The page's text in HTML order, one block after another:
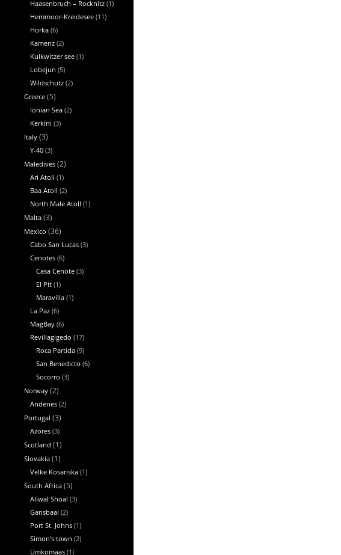
Haasenbruch – Rocknitz (1)
Hemmoor-Kreidesee (11)
Horka (6)
Kamenz (2)
Kulkwitzer see (1)
Lobejun (5)
Wildschutz (2)
Greece (5)
Ionian Sea (2)
Kerkini (3)
Italy (3)
Y-40 (3)
Maledives (2)
Ari Atoll (1)
Baa Atoll (2)
North Male Atoll (1)
Malta (3)
Mexico (36)
Cabo San Lucas (3)
Cenotes (6)
Casa Cenote (3)
El Pit (1)
Maravilla (1)
La Paz (6)
MagBay (6)
Revillagigedo (17)
Roca Partida (9)
San Benedicto (6)
Socorro (3)
Norway (2)
Andenes (2)
Portugal (3)
Azores (3)
Scotland (1)
Slovakia (1)
Velke Kosariska (1)
South Africa (5)
Aliwal Shoal (3)
Gansbaai (2)
Port St. Johns (1)
Simon's town (2)
Umkomaas (1)